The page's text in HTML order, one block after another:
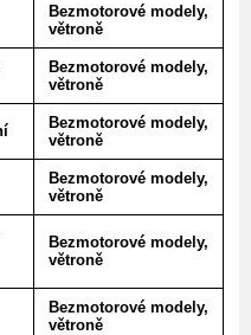
Bezmotorové modely,
větroně
Bezmotorové modely,
větroně
Bezmotorové modely,
větroně
Bezmotorové modely,
větroně
Bezmotorové modely,
větroně
Bezmotorové modely,
větroně